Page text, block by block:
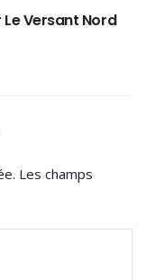
Versant Nord
Les champs